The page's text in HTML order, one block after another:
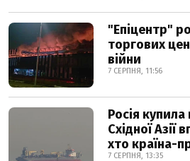
"Епіцентр"
торгових
війни
7 СЕРПНЯ, 11:56
Росія купила
Східної Азії
хто країна-
7 СЕРПНЯ, 13:35